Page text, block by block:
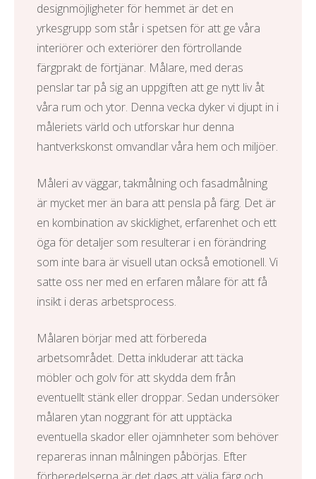
designmöjligheter för hemmet är det en
yrkesgrupp som står i spetsen för att ge våra
interiörer och exteriörer den förtrollande
färgprakt de förtjänar. Målare, med deras
penslar tar på sig an uppgiften att ge nytt liv åt
våra rum och ytor. Denna vecka dyker vi djupt in i
måleriets värld och utforskar hur denna
hantverkskonst omvandlar våra hem och miljöer.
Måleri av väggar, takmålning och fasadmålning
är mycket mer än bara att pensla på färg. Det är
en kombination av skicklighet, erfarenhet och ett
öga för detaljer som resulterar i en förändring
som inte bara är visuell utan också emotionell. Vi
satte oss ner med en erfaren målare för att få
insikt i deras arbetsprocess.
Målaren börjar med att förbereda
arbetsområdet. Detta inkluderar att täcka
möbler och golv för att skydda dem från
eventuellt stänk eller droppar. Sedan undersöker
målaren ytan noggrant för att upptäcka
eventuella skador eller ojämnheter som behöver
repareras innan målningen påbörjas. Efter